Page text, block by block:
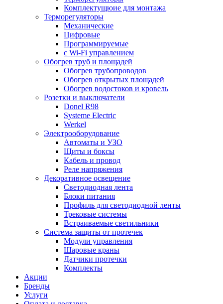
Комплектущюие для монтажа
Терморегуляторы
Механические
Цифровые
Программируемые
с Wi-Fi управлением
Обогрев труб и площадей
Обогрев трубопроводов
Обогрев открытых площадей
Обогрев водостоков и кровель
Розетки и выключатели
Donel R98
Systeme Electric
Werkel
Электрооборудование
Автоматы и УЗО
Щиты и боксы
Кабель и провод
Реле напряжения
Декоративное освещение
Светодиодная лента
Блоки питания
Профиль для светодиодной ленты
Трековые системы
Встраиваемые светильники
Cистема защиты от протечек
Модули управления
Шаровые краны
Датчики протечки
Комплекты
Акции
Бренды
Услуги